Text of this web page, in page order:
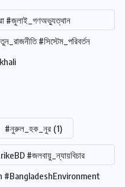
#জুলাই_গণঅভ্যুত্থান
#সিস্টেম_পরিবর্তন
#নুরুল_হক_নুর (1)
#জলবায়ু_ন্যায়বিচার
#BangladeshEnvironment